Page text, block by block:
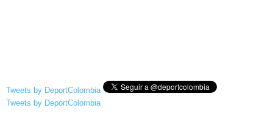
Tweets by DeportColombia
Tweets by DeportColombia